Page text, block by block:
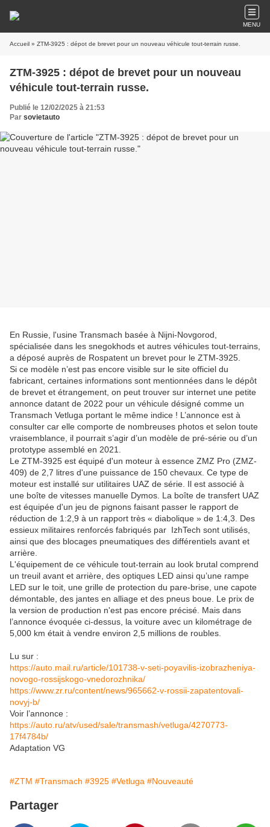
MENU
Accueil » ZTM-3925 : dépot de brevet pour un nouveau véhicule tout-terrain russe.
ZTM-3925 : dépot de brevet pour un nouveau
véhicule tout-terrain russe.
Publié le 12/02/2025 à 21:53
Par sovietauto
En Russie, l'usine Transmach basée à Nijni-Novgorod,
spécialisée dans les snegokhods et autres véhicules tout-terrains,
a déposé auprès de Rospatent un brevet pour le ZTM-3925.
Si ce modèle n’est pas encore visible sur le site officiel du
fabricant, certaines informations sont mentionnées dans le dépôt
de brevet et étrangement, on peut trouver sur internet une petite
annonce datant de 2022 pour un véhicule désigné comme un
Transmach Vetluga portant le même indice ! L’annonce est à
consulter car elle comporte de nombreuses photos et selon toute
vraisemblance, il pourrait s’agir d’un modèle de pré-série ou d’un
prototype assemblé en 2021.
Le ZTM-3925 est équipé d'un moteur à essence ZMZ Pro (ZMZ-
409) de 2,7 litres d'une puissance de 150 chevaux. Ce type de
moteur est installé sur utilitaires UAZ de série. Il est associé à
une boîte de vitesses manuelle Dymos. La boîte de transfert UAZ
est équipée d'un jeu de pignons faisant passer le rapport de
réduction de 1:2,9 à un rapport très « diabolique » de 1:4,3. Des
essieux militaires renforcés fabriqués par IzhTech sont utilisés,
ainsi que des blocages pneumatiques des différentiels avant et
arrière.
L'équipement de ce véhicule tout-terrain au look brutal comprend
un treuil avant et arrière, des optiques LED ainsi qu’une rampe
LED sur le toit, une grille de protection du pare-brise, une capote
démontable, des jantes en alliage et des pneus boue. Le prix de
la version de production n'est pas encore précisé. Mais dans
l’annonce évoquée ci-dessus, la voiture avec un kilométrage de
5,000 km était à vendre environ 2,5 millions de roubles.
Lu sur :
https://auto.mail.ru/article/101738-v-seti-poyavilis-izobrazheniya-
novogo-rossijskogo-vnedorozhnika/
https://www.zr.ru/content/news/965662-v-rossii-zapatentovali-
novyj-b/
Voir l’annonce :
https://auto.ru/atv/used/sale/transmash/vetluga/4270773-
17f4784b/
Adaptation VG
#ZTM #Transmach #3925 #Vetluga #Nouveauté
Partager